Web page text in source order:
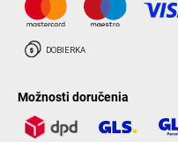
Možnosti doručenia